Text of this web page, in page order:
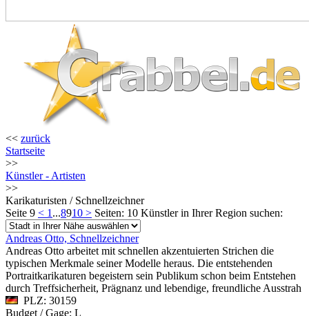
<< zurück
Startseite
>>
Künstler - Artisten
>>
Karikaturisten / Schnellzeichner
Seite 9 < 1 ...8910 > Seiten: 10 Künstler in Ihrer Region suchen:
Andreas Otto, Schnellzeichner
Andreas Otto arbeitet mit schnellen akzentuierten Strichen die
typischen Merkmale seiner Modelle heraus. Die entstehenden
Portraitkarikaturen begeistern sein Publikum schon beim Entstehen
durch Treffsicherheit, Prägnanz und lebendige, freundliche Ausstrah
PLZ: 30159
Budget / Gage: L